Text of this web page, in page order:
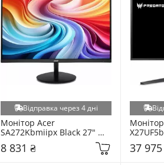
Відправка через 4 дні
Монітор Acer
SA272Kbmiipx Black 27"
8 831 ₴ 37